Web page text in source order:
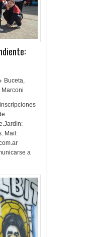
Buceta,
Marconi
Mail:
a